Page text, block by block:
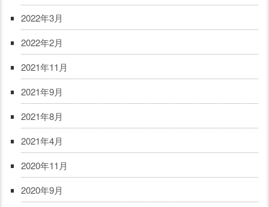
2022年3月
2022年2月
2021年11月
2021年9月
2021年8月
2021年4月
2020年11月
2020年9月